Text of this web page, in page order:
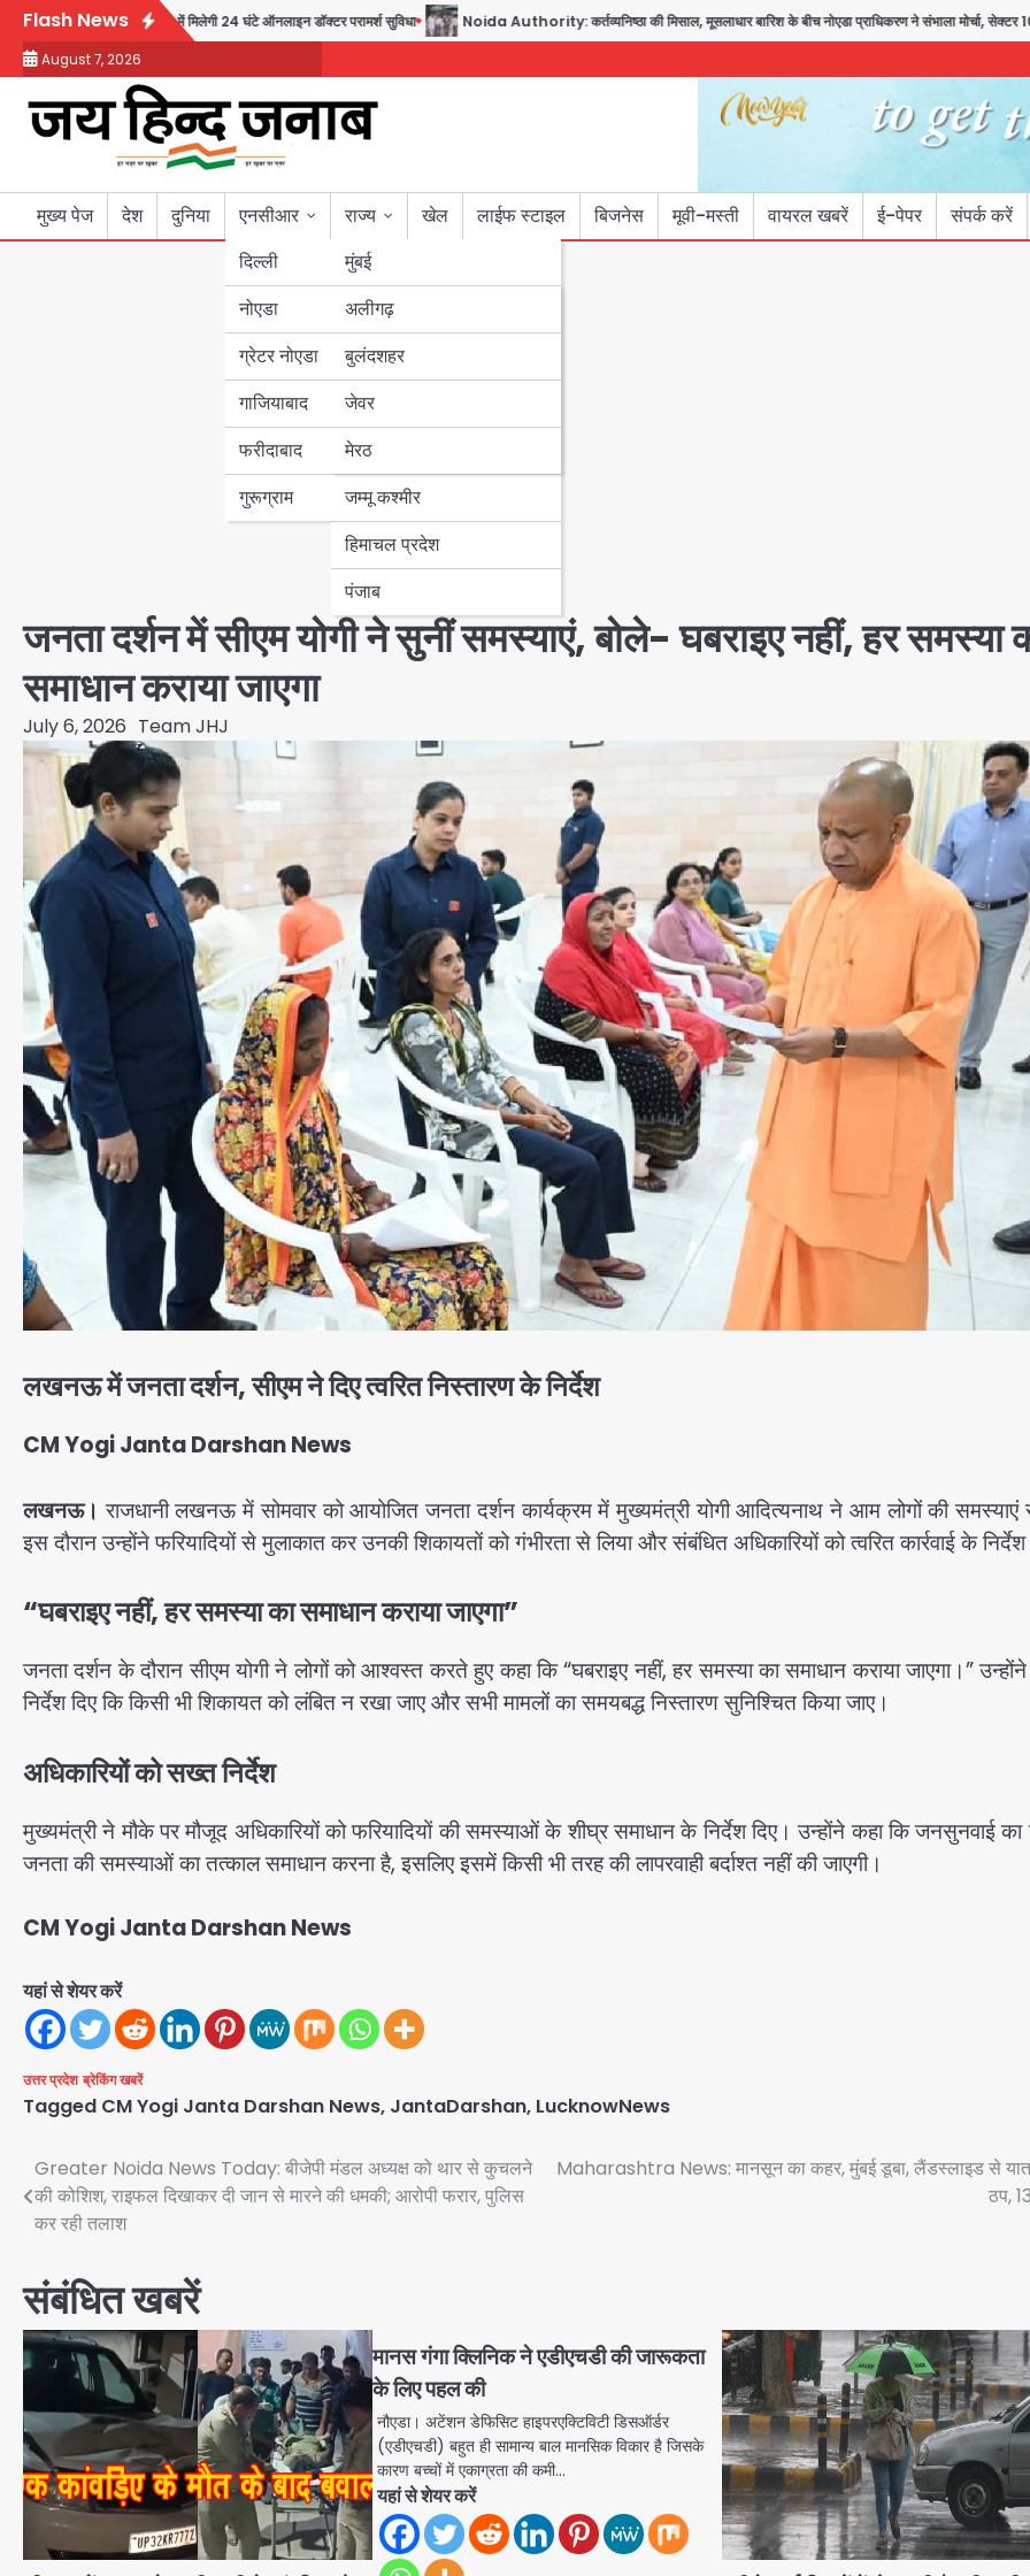
Skip
content
Flash News
सिर्फ 30 रुपये में मिलेगी 24 घंटे ऑनलाइन डॉक्टर परामर्श सुविधा Noida Authority: कर्तव्यनिष्ठा की मिसाल, मूसलाधार बारिश के बीच नोएडा प्राधिकरण ने संभाला मोर्चा, सेक्टर 105
August 7, 2026
मुख्य पेज देश दुनिया
एनसीआर
दिल्ली
नोएडा
ग्रेटर नोएडा
गाजियाबाद
फरीदाबाद
गुरूग्राम
राज्य
मुंबई
उत्तर प्रदेश
अलीगढ़
बुलंदशहर
जेवर
मेरठ
बिहार
पंजाब
हरियाणा
जम्मू कश्मीर
हिमाचल प्रदेश
पंजाब
खेल लाईफ स्टाइल बिजनेस मूवी-मस्ती वायरल खबरें ई-पेपर संपर्क करें
जनता दर्शन में सीएम योगी ने सुनीं समस्याएं, बोले- घबराइए नहीं, हर समस्या
समाधान कराया जाएगा
July 6, 2026 Team JHJ
लखनऊ में जनता दर्शन, सीएम ने दिए त्वरित निस्तारण के निर्देश
CM Yogi Janta Darshan News
लखनऊ। राजधानी लखनऊ में सोमवार को आयोजित जनता दर्शन कार्यक्रम में मुख्यमंत्री योगी आदित्यनाथ ने आम लोगों की समस्याएं
इस दौरान उन्होंने फरियादियों से मुलाकात कर उनकी शिकायतों को गंभीरता से लिया और संबंधित अधिकारियों को त्वरित कार्रवाई के निर्देश
“घबराइए नहीं, हर समस्या का समाधान कराया जाएगा”
जनता दर्शन के दौरान सीएम योगी ने लोगों को आश्वस्त करते हुए कहा कि “घबराइए नहीं, हर समस्या का समाधान कराया जाएगा।”
निर्देश दिए कि किसी भी शिकायत को लंबित न रखा जाए और सभी मामलों का समयबद्ध निस्तारण सुनिश्चित किया जाए।
अधिकारियों को सख्त निर्देश
मुख्यमंत्री ने मौके पर मौजूद अधिकारियों को फरियादियों की समस्याओं के शीघ्र समाधान के निर्देश दिए। उन्होंने कहा कि जनसुनवाई का
जनता की समस्याओं का तत्काल समाधान करना है, इसलिए इसमें किसी भी तरह की लापरवाही बर्दाश्त नहीं की जाएगी।
CM Yogi Janta Darshan News
यहां से शेयर करें
उत्तर प्रदेश ब्रेकिंग खबरें
Tagged CM Yogi Janta Darshan News, JantaDarshan, LucknowNews
Post
navigation
Greater Noida News Today: बीजेपी मंडल अध्यक्ष को थार से कुचलने
की कोशिश, राइफल दिखाकर दी जान से मारने की धमकी; आरोपी फरार, पुलिस
कर रही तलाश
Maharashtra News: मानसून का कहर, मुंबई डूबा, लैंडस्लाइड से
ठप,
संबंधित खबरें
मानस गंगा क्लिनिक ने एडीएचडी की जारूकता
के लिए पहल की
नौएडा। अटेंशन डेफिसिट हाइपरएक्टिविटी डिसऑर्डर
(एडीएचडी) बहुत ही सामान्य बाल मानसिक विकार है जिसके
कारण बच्चों में एकाग्रता की कमी…
यहां से शेयर करें